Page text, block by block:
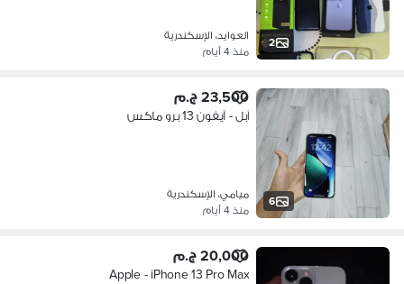
2
العوايد، الإسكندرية
منذ 4 أيام
6
23,500 ج.م
آبل - آيفون 13 برو ماكس
ميامي، الإسكندرية
منذ 4 أيام
20,000 ج.م
Apple - iPhone 13 Pro Max